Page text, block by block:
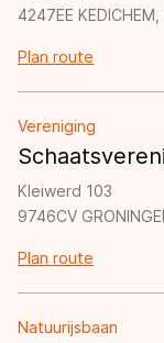
4247EE KEDICHEM,
Plan route
Vereniging
Kleiwerd 103
9746CV
Plan route
Natuurijsbaan